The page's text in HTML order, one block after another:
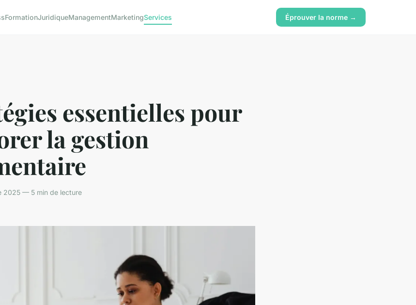
FormationJuridiqueManagementMarketingServices Éprouver la norme →
essentielles pour
la gestion
2025 — 5 min de lecture